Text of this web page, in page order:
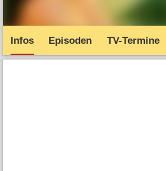
Infos Episoden TV-Termine